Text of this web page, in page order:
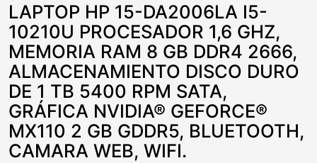
LAPTOP HP 15-DA2006LA I5-
10210U PROCESADOR 1,6 GHZ,
MEMORIA RAM 8 GB DDR4 2666,
ALMACENAMIENTO DISCO DURO
DE 1 TB 5400 RPM SATA,
GRÁFICA NVIDIA® GEFORCE®
MX110 2 GB GDDR5, BLUETOOTH,
CAMARA WEB, WIFI.